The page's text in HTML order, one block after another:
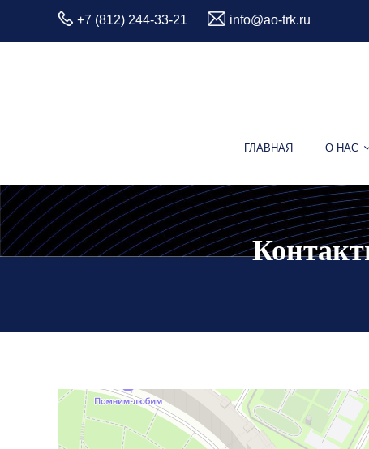
+7 (812) 244-33-21 info@ao-trk.ru
ГЛАВНАЯ О НАС